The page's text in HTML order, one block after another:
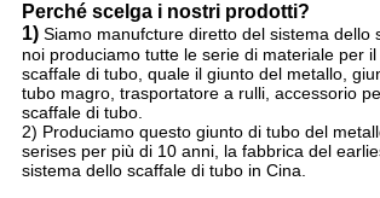
Perché scelga i nostri prodotti?
1) Siamo manufcture diretto del sistema dello
noi produciamo tutte le serie di materiale per
scaffale di tubo, quale il giunto del metallo,
tubo magro, trasportatore a rulli, accessorio
scaffale di tubo.
2) Produciamo questo giunto di tubo del
serises per più di 10 anni, la fabbrica del
sistema dello scaffale di tubo in Cina.